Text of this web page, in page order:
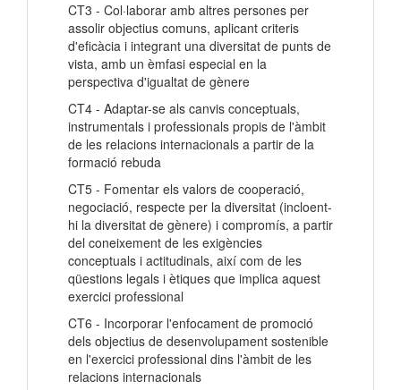
CT3 - Col·laborar amb altres persones per
assolir objectius comuns, aplicant criteris
d'eficàcia i integrant una diversitat de punts de
vista, amb un èmfasi especial en la
perspectiva d'igualtat de gènere
CT4 - Adaptar-se als canvis conceptuals,
instrumentals i professionals propis de l'àmbit
de les relacions internacionals a partir de la
formació rebuda
CT5 - Fomentar els valors de cooperació,
negociació, respecte per la diversitat (incloent-
hi la diversitat de gènere) i compromís, a partir
del coneixement de les exigències
conceptuals i actitudinals, així com de les
qüestions legals i ètiques que implica aquest
exercici professional
CT6 - Incorporar l'enfocament de promoció
dels objectius de desenvolupament sostenible
en l'exercici professional dins l'àmbit de les
relacions internacionals